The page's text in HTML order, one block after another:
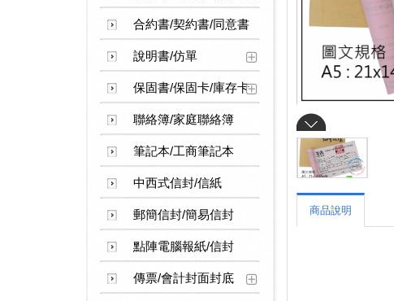
合約書/契約書/同意書
說明書/仿單
保固書/保固卡/庫存卡
聯絡簿/家庭聯絡簿
筆記本/工商筆記本
中西式信封/信紙
郵簡信封/簡易信封
點陣電腦報紙/信封
傳票/會計封面封底
商品說明